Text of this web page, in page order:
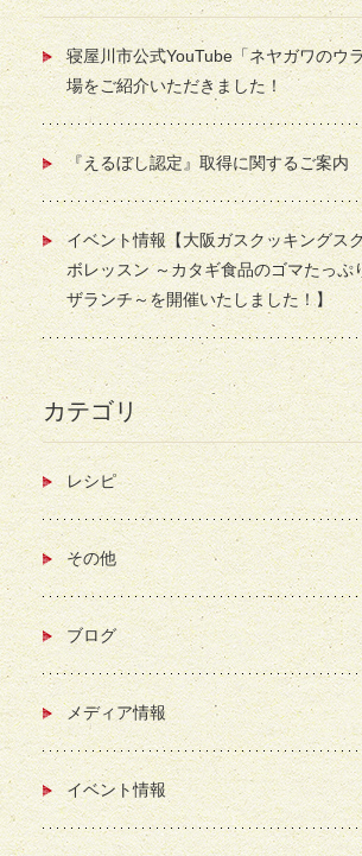
寝屋川市公式YouTube「ネヤガワのウ
場をご紹介いただきました！
『えるぼし認定』取得に関するご案内
イベント情報【大阪ガスクッキングス
ボレッスン ～カタギ食品のゴマたっぷ
ザランチ～を開催いたしました！】
カテゴリ
レシピ
その他
ブログ
メディア情報
イベント情報